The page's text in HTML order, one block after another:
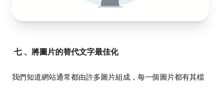
七 、將圖片的替代文字最佳化
我們知道網站通常都由許多圖片組成，每一個圖片都有其檔